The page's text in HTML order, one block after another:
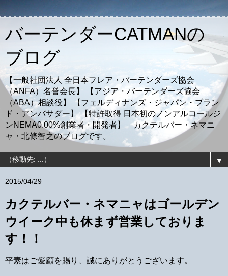
バーテンダーCATMANの
ブログ
【一般社団法人 全日本フレア・バーテンダーズ協会
（ANFA）名誉会長】 【アジア・バーテンダーズ協会
（ABA）相談役】 【フェルディナンズ・ジャパン・ブラン
ド・アンバサダー】 【特許取得 日本初のノンアルコールジ
ンNEMA0.00%創業者・開発者】 カクテルバー・ネマニ
ャ・北條智之のブログです。
▼
2015/04/29
カクテルバー・ネマニャはゴールデン
ウイーク中も休まず営業しておりま
す！！
平素はご愛顧を賜り、誠にありがとうございます。